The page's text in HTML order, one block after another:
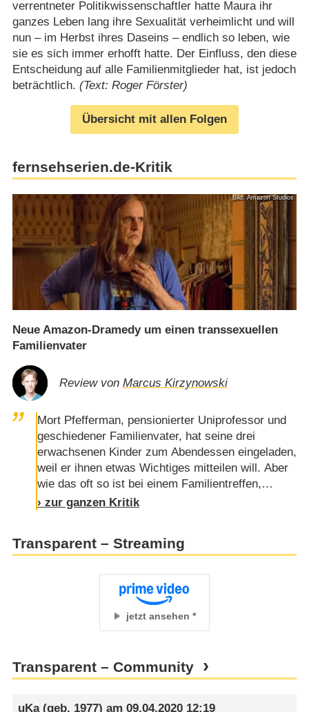
verrentneter Politikwissenschaftler hatte Maura ihr
ganzes Leben lang ihre Sexualität verheimlicht und will
nun – im Herbst ihres Daseins – endlich so leben, wie
sie es sich immer erhofft hatte. Der Einfluss, den diese
Entscheidung auf alle Familienmitglieder hat, ist jedoch
beträchtlich. (Text: Roger Förster)
Übersicht mit allen Folgen
fernsehserien.de-Kritik
Bild: Amazon Studios
Neue Amazon-Dramedy um einen transsexuellen
Familienvater
Review von Marcus Kirzynowski
Mort Pfefferman, pensionierter Uniprofessor und
geschiedener Familienvater, hat seine drei
erwachsenen Kinder zum Abendessen eingeladen,
weil er ihnen etwas Wichtiges mitteilen will. Aber
wie das oft so ist bei einem Familientreffen,
erzählen die Kinder die ganze Zeit nur von ihren
aber ohnehin nicht leicht, mit der Sprache
angekündigt hat, ist alles …
› zur ganzen Kritik
Transparent – Streaming
jetzt ansehen
Transparent – Community
uKa(geb. 1977) am09.04.2020 12:19